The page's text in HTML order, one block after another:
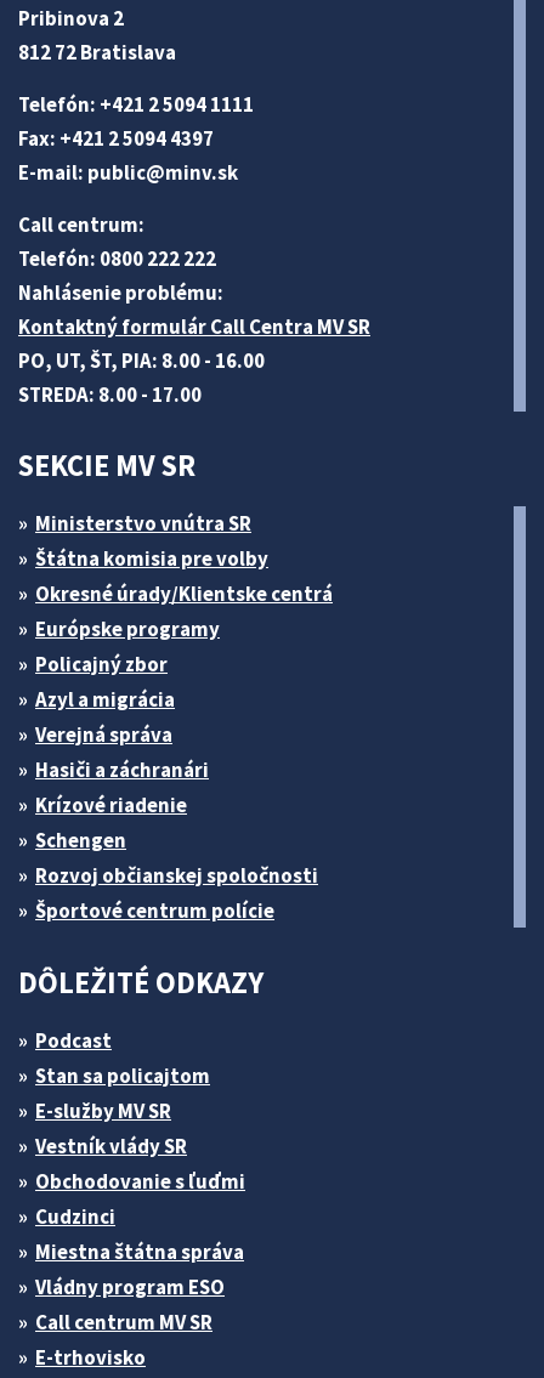
Pribinova 2
812 72 Bratislava
Telefón: +421 2 5094 1111
Fax: +421 2 5094 4397
E-mail: public@minv.sk
Call centrum:
Telefón: 0800 222 222
Nahlásenie problému:
Kontaktný formulár Call Centra MV SR
PO, UT, ŠT, PIA: 8.00 - 16.00
STREDA: 8.00 - 17.00
SEKCIE MV SR
Ministerstvo vnútra SR
Štátna komisia pre volby
Okresné úrady/Klientske centrá
Európske programy
Policajný zbor
Azyl a migrácia
Verejná správa
Hasiči a záchranári
Krízové riadenie
Schengen
Rozvoj občianskej spoločnosti
Športové centrum polície
DÔLEŽITÉ ODKAZY
Podcast
Stan sa policajtom
E-služby MV SR
Vestník vlády SR
Obchodovanie s ľuďmi
Cudzinci
Miestna štátna správa
Vládny program ESO
Call centrum MV SR
E-trhovisko